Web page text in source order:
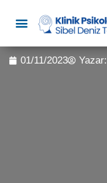
01/11/2023 Yazar: